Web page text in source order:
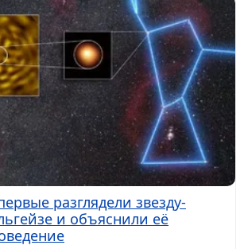
разглядели звезду-
и объяснили её